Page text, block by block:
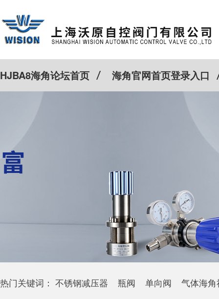
HJBA8海角论坛首页 海角官网首页登录入口
热门关键词： 不锈钢减压器 瓶阀 单向阀 气体海